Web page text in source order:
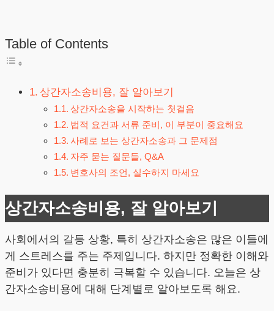
Table of Contents
상간자소송비용, 잘 알아보기
상간자소송을 시작하는 첫걸음
법적 요건과 서류 준비, 이 부분이 중요해요
사례로 보는 상간자소송과 그 문제점
자주 묻는 질문들, Q&A
변호사의 조언, 실수하지 마세요
상간자소송비용, 잘 알아보기
사회에서의 갈등 상황, 특히 상간자소송은 많은 이들에
게 스트레스를 주는 주제입니다. 하지만 정확한 이해와
준비가 있다면 충분히 극복할 수 있습니다. 오늘은 상
간자소송비용에 대해 단계별로 알아보도록 해요.